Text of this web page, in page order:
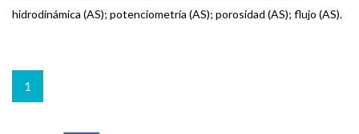
hidrodinámica (AS); potenciometría (AS); porosidad (AS); flujo (AS).
1